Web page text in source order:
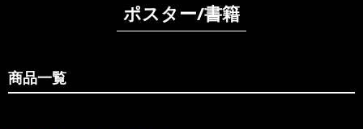
ポスター/書籍
商品一覧